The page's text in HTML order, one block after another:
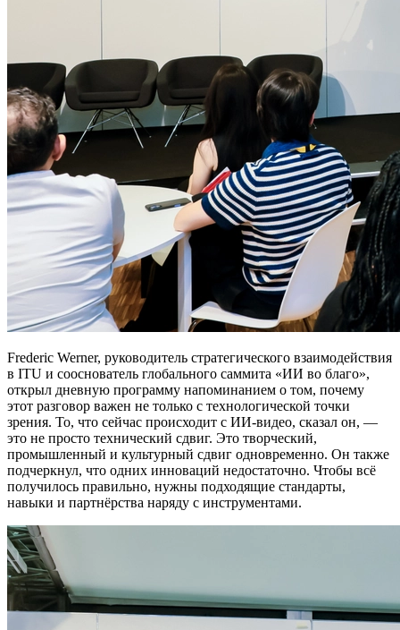
Frederic Werner, руководитель стратегического взаимодействия
в ITU и сооснователь глобального саммита «ИИ во благо»,
открыл дневную программу напоминанием о том, почему
этот разговор важен не только с технологической точки
зрения. То, что сейчас происходит с ИИ-видео, сказал он, —
это не просто технический сдвиг. Это творческий,
промышленный и культурный сдвиг одновременно. Он также
подчеркнул, что одних инноваций недостаточно. Чтобы всё
получилось правильно, нужны подходящие стандарты,
навыки и партнёрства наряду с инструментами.